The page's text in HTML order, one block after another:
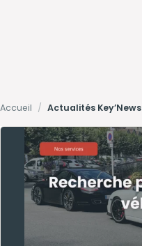
Accueil / Actualités Key’News